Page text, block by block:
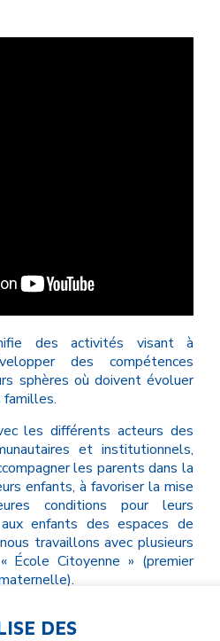
des activités visant à
des compétences
sphères où doivent évoluer
familles.
les différents acteurs des
et institutionnels,
les parents dans la
enfants, à favoriser la mise
conditions pour leurs
enfants des espaces de
travaillons avec plusieurs
Citoyenne » (premier
offrant du répit et des plaisirs
DES